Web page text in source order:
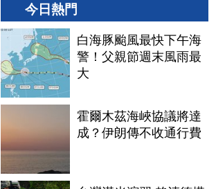
今日熱門
白海豚颱風最快下午海
警！父親節週末風雨最
大
霍爾木茲海峽協議將達
成？伊朗傳不收通行費